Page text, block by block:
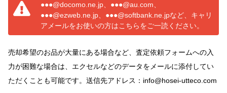
●●●@docomo.ne.jp、●●●@au.com、
●●●@ezweb.ne.jp、●●●@softbank.ne.jpなど、キャリ
アメールをお使いの方はこちらをご一読ください。
売却希望のお品が大量にある場合など、査定依頼フォームへの入
力が困難な場合は、エクセルなどのデータをメールに添付してい
ただくことも可能です。送信先アドレス：info@hosei-utteco.com